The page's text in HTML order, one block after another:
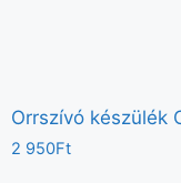
Orrszívó készülék
2 950Ft